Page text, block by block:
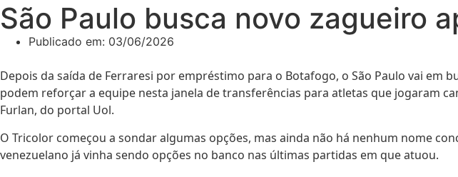
São Paulo busca novo zagueiro
Publicado em: 03/06/2026
Depois da saída de Ferraresi por empréstimo para o Botafogo, o São Paulo vai em
podem reforçar a equipe nesta janela de transferências para atletas que jogaram
Furlan, do portal Uol.
O Tricolor começou a sondar algumas opções, mas ainda não há nenhum nome
venezuelano já vinha sendo opções no banco nas últimas partidas em que atuou.